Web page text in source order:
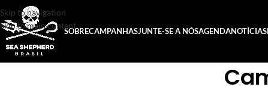
Skip to navigation
Skip to main content
SOBRECAMPANHASJUNTE-SE A NÓSAGENDANOTÍCIAS